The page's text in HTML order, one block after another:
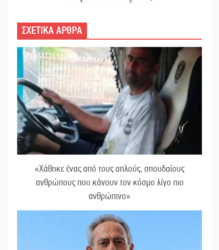
ΣΧΕΤΙΚΑ ΑΡΘΡΑ
«Χάθηκε ένας από τους απλούς, σπουδαίους
ανθρώπους που κάνουν τον κόσμο λίγο πιο
ανθρώπινο»